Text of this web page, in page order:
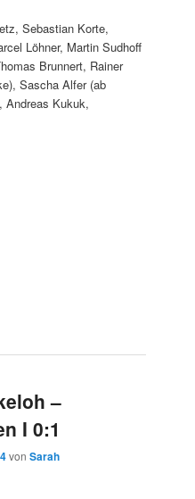
Sebastian Korte,
Löhner, Martin Sudhoff
Brunnert, Rainer
Sascha Alfer (ab
Andreas Kukuk,
–
I 0:1
vonSarah